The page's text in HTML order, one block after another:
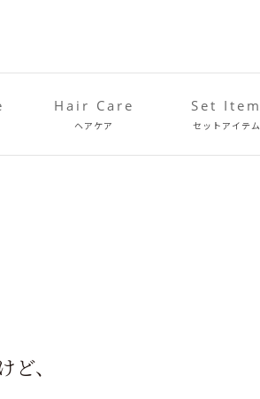
Hair Care
ヘアケア
Set Item
セットアイテム
、